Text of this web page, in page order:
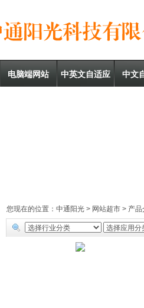
电脑端网站 中英文自适应 中文
您现在的位置： 中通阳光 > 网站超市 > 产品